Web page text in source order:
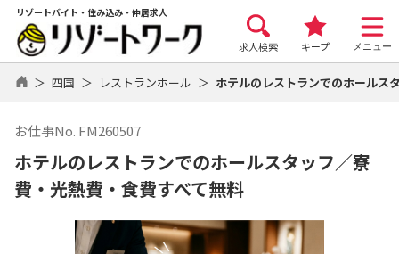
リゾートバイト・住み込み・仲居求人
求人検索 キープ メニュー
四国 レストランホール ホテルのレストランでのホールス
お仕事No. FM260507
ホテルのレストランでのホールスタッフ／寮
費・光熱費・食費すべて無料